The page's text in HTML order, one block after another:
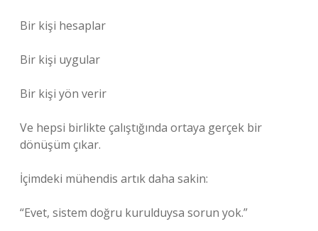
Bir kişi hesaplar
Bir kişi uygular
Bir kişi yön verir
Ve hepsi birlikte çalıştığında ortaya gerçek bir
dönüşüm çıkar.
İçimdeki mühendis artık daha sakin:
“Evet, sistem doğru kurulduysa sorun yok.”